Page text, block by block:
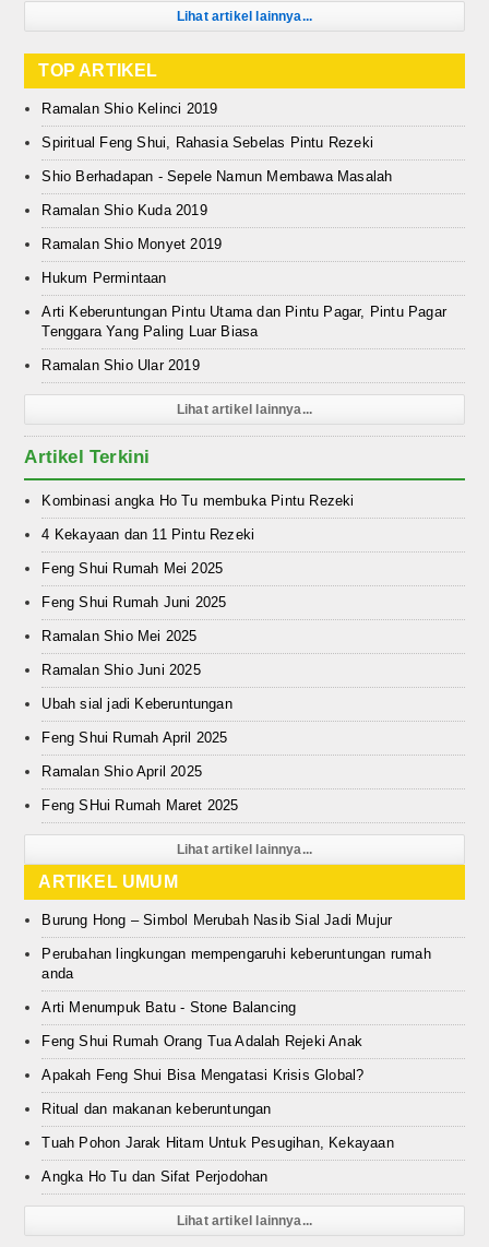
Lihat artikel lainnya...
TOP ARTIKEL
Ramalan Shio Kelinci 2019
Spiritual Feng Shui, Rahasia Sebelas Pintu Rezeki
Shio Berhadapan - Sepele Namun Membawa Masalah
Ramalan Shio Kuda 2019
Ramalan Shio Monyet 2019
Hukum Permintaan
Arti Keberuntungan Pintu Utama dan Pintu Pagar, Pintu Pagar
Tenggara Yang Paling Luar Biasa
Ramalan Shio Ular 2019
Lihat artikel lainnya...
Artikel Terkini
Kombinasi angka Ho Tu membuka Pintu Rezeki
4 Kekayaan dan 11 Pintu Rezeki
Feng Shui Rumah Mei 2025
Feng Shui Rumah Juni 2025
Ramalan Shio Mei 2025
Ramalan Shio Juni 2025
Ubah sial jadi Keberuntungan
Feng Shui Rumah April 2025
Ramalan Shio April 2025
Feng SHui Rumah Maret 2025
Lihat artikel lainnya...
ARTIKEL UMUM
Burung Hong – Simbol Merubah Nasib Sial Jadi Mujur
Perubahan lingkungan mempengaruhi keberuntungan rumah
anda
Arti Menumpuk Batu - Stone Balancing
Feng Shui Rumah Orang Tua Adalah Rejeki Anak
Apakah Feng Shui Bisa Mengatasi Krisis Global?
Ritual dan makanan keberuntungan
Tuah Pohon Jarak Hitam Untuk Pesugihan, Kekayaan
Angka Ho Tu dan Sifat Perjodohan
Lihat artikel lainnya...